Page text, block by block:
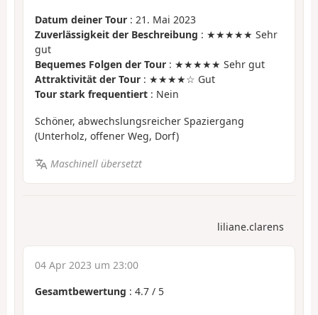
Datum deiner Tour : 21. Mai 2023
Zuverlässigkeit der Beschreibung : ★★★★★ Sehr
gut
Bequemes Folgen der Tour : ★★★★★ Sehr gut
Attraktivität der Tour : ★★★★☆ Gut
Tour stark frequentiert : Nein
Schöner, abwechslungsreicher Spaziergang
(Unterholz, offener Weg, Dorf)
Maschinell übersetzt
liliane.clarens
04 Apr 2023 um 23:00
Gesamtbewertung : 4.7 / 5